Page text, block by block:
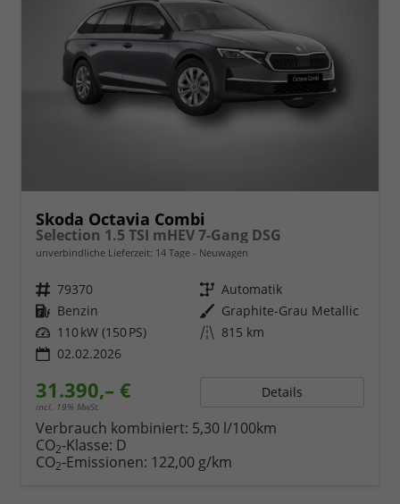
Skoda Octavia Combi
Selection 1.5 TSI mHEV 7-Gang DSG
unverbindliche Lieferzeit: 14 Tage Neuwagen
Fahrzeugnr. 79370 Getriebe Automatik
Kraftstoff Benzin Außenfarbe Graphite-Grau Metallic
Leistung 110 kW (150 PS) Kilometerstand 815 km
02.02.2026
31.390,– €
incl. 19% MwSt.
Details
Verbrauch kombiniert: 5,30 l/100km
CO2-Klasse: D
CO2-Emissionen: 122,00 g/km